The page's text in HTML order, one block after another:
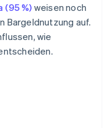
(95 %) weisen noch
Bargeldnutzung auf.
wie